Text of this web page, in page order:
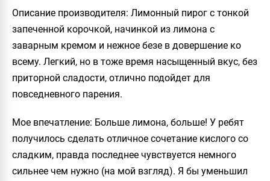
Описание производителя: Лимонный пирог с тонкой
запеченной корочкой, начинкой из лимона с
заварным кремом и нежное безе в довершение ко
всему. Легкий, но в тоже время насыщенный вкус, без
приторной сладости, отлично подойдет для
повседневного парения.
Мое впечатление: Больше лимона, больше! У ребят
получилось сделать отличное сочетание кислого со
сладким, правда последнее чувствуется немного
сильнее чем нужно (на мой взгляд). Я бы уменьшил